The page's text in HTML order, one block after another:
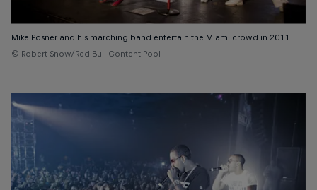
Mike Posner and his marching band entertain the Miami crowd in 2011
© Robert Snow/Red Bull Content Pool